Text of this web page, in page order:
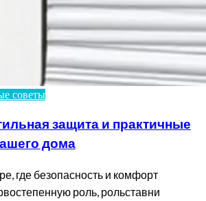
советы
защита и практичные
дома
где безопасность и комфорт
роль, рольставни